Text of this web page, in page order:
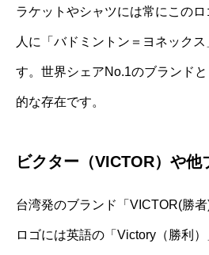
ラケットやシャツには常にこの
人に「バドミントン＝ヨネック
す。世界シェアNo.1のブランド
的な存在です。
ビクター（VICTOR）や他
台湾発のブランド「VICTOR(勝
ロゴには英語の「Victory（勝利